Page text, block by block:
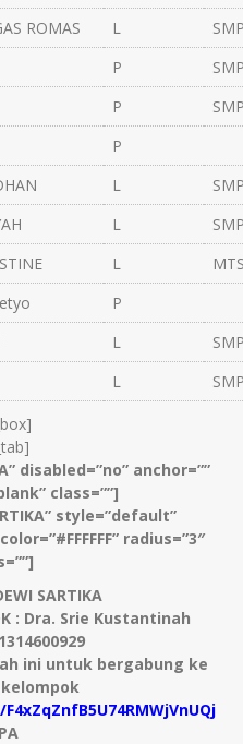
ROMAS L
P
P
P
L
L
L
P
L
L
disabled=”no” anchor=””
class=””]
style=”default”
radius=”3″
SARTIKA
: Dra. Srie Kustantinah
ini untuk bergabung ke